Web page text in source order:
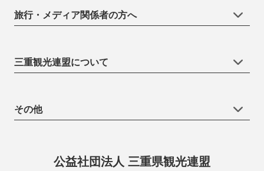
旅行・メディア関係者の方へ
三重観光連盟について
その他
公益社団法人 三重県観光連盟